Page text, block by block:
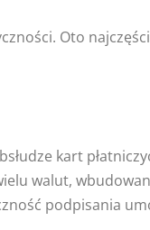
Oto
kart
walut,
podpisania